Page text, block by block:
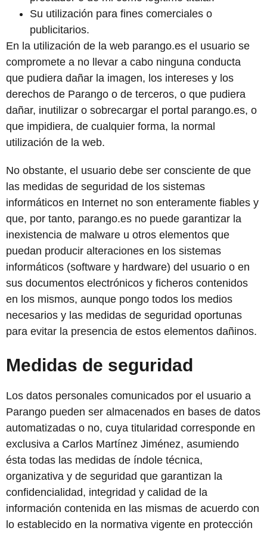
Su utilización para fines comerciales o
publicitarios.
En la utilización de la web parango.es el usuario se
compromete a no llevar a cabo ninguna conducta
que pudiera dañar la imagen, los intereses y los
derechos de Parango o de terceros, o que pudiera
dañar, inutilizar o sobrecargar el portal parango.es, o
que impidiera, de cualquier forma, la normal
utilización de la web.
No obstante, el usuario debe ser consciente de que
las medidas de seguridad de los sistemas
informáticos en Internet no son enteramente fiables y
que, por tanto, parango.es no puede garantizar la
inexistencia de malware u otros elementos que
puedan producir alteraciones en los sistemas
informáticos (software y hardware) del usuario o en
sus documentos electrónicos y ficheros contenidos
en los mismos, aunque pongo todos los medios
necesarios y las medidas de seguridad oportunas
para evitar la presencia de estos elementos dañinos.
Medidas de seguridad
Los datos personales comunicados por el usuario a
Parango pueden ser almacenados en bases de datos
automatizadas o no, cuya titularidad corresponde en
exclusiva a Carlos Martínez Jiménez, asumiendo
ésta todas las medidas de índole técnica,
organizativa y de seguridad que garantizan la
confidencialidad, integridad y calidad de la
información contenida en las mismas de acuerdo con
lo establecido en la normativa vigente en protección